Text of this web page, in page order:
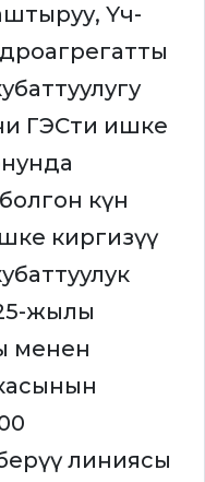
Үч-
ГЭСти ишке
күн
киргизүү
жылы
менен
линиясы